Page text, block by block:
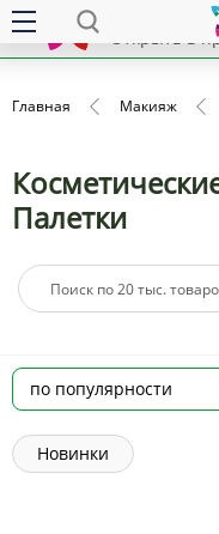
x
Открыть в
Главная Макияж
Палетки
Новинки